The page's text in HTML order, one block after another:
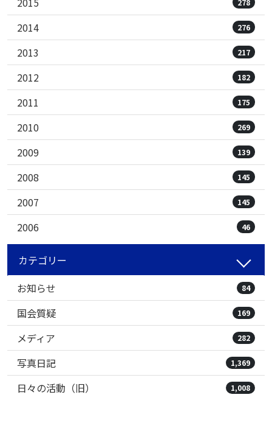
2014 276
2013 217
2012 182
2011 175
2010 269
2009 139
2008 145
2007 145
2006 46
カテゴリー
お知らせ
84
国会質疑 169
メディア 282
写真日記 1,369
日々の活動（旧） 1,008